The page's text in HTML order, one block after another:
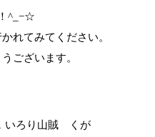
^_−☆
れてみてください。
ございます。
いろり山賊 くが